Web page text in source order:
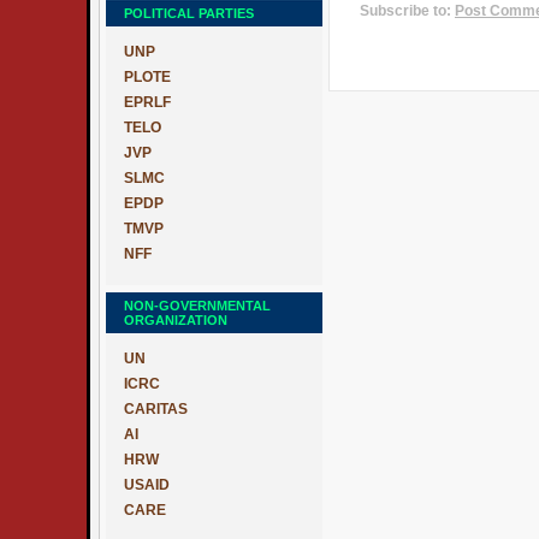
POLITICAL PARTIES
UNP
PLOTE
EPRLF
TELO
JVP
SLMC
EPDP
TMVP
NFF
NON-GOVERNMENTAL
ORGANIZATION
UN
ICRC
CARITAS
AI
HRW
USAID
CARE
Subscribe to: Post